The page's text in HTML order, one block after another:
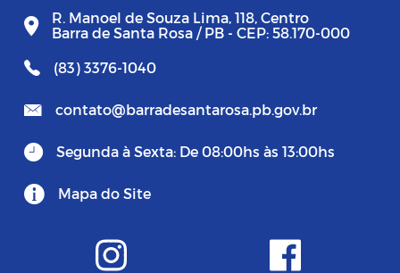
R. Manoel de Souza Lima, 118, Centro
Barra de Santa Rosa / PB - CEP: 58.170-000
(83) 3376-1040
contato@barradesantarosa.pb.gov.br
Segunda à Sexta: De 08:00hs às 13:00hs
Mapa do Site